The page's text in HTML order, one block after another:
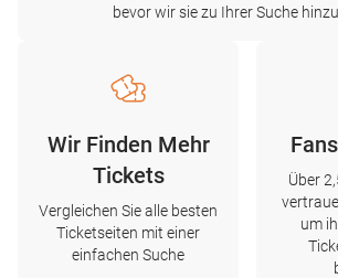
bevor wir sie zu Ihrer Suche
Wir Finden Mehr
Tickets
Vergleichen Sie alle besten
Ticketseiten mit einer
einfachen Suche
Über
um